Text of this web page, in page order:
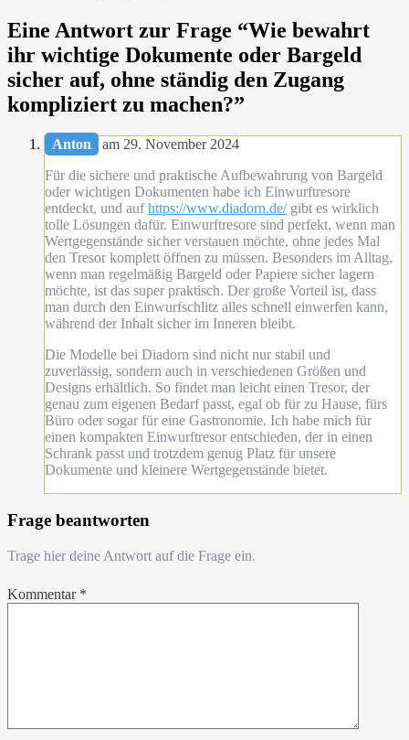
Eine Antwort zur Frage “Wie bewahrt
ihr wichtige Dokumente oder Bargeld
sicher auf, ohne ständig den Zugang
kompliziert zu machen?”
Anton
am 29. November 2024
Für die sichere und praktische Aufbewahrung von Bargeld
oder wichtigen Dokumenten habe ich Einwurftresore
entdeckt, und aufhttps://www.diadorn.de/gibt es wirklich
tolle Lösungen dafür. Einwurftresore sind perfekt, wenn man
Wertgegenstände sicher verstauen möchte, ohne jedes Mal
den Tresor komplett öffnen zu müssen. Besonders im Alltag,
wenn man regelmäßig Bargeld oder Papiere sicher lagern
möchte, ist das super praktisch. Der große Vorteil ist, dass
man durch den Einwurfschlitz alles schnell einwerfen kann,
während der Inhalt sicher im Inneren bleibt.
Die Modelle bei Diadorn sind nicht nur stabil und
zuverlässig, sondern auch in verschiedenen Größen und
Designs erhältlich. So findet man leicht einen Tresor, der
genau zum eigenen Bedarf passt, egal ob für zu Hause, fürs
Büro oder sogar für eine Gastronomie. Ich habe mich für
einen kompakten Einwurftresor entschieden, der in einen
Schrank passt und trotzdem genug Platz für unsere
Dokumente und kleinere Wertgegenstände bietet.
Frage beantworten
Trage hier deine Antwort auf die Frage ein.
Kommentar *